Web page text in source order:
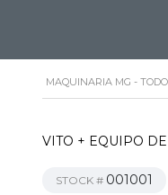
MAQUINARIA MG -
VITO + EQUIPO
STOCK # 001001